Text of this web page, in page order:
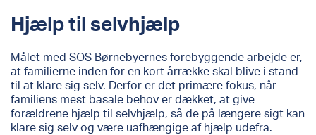
Hjælp til selvhjælp
Målet med SOS Børnebyernes forebyggende arbejde er,
at familierne inden for en kort årrække skal blive i stand
til at klare sig selv. Derfor er det primære fokus, når
familiens mest basale behov er dækket, at give
forældrene hjælp til selvhjælp, så de på længere sigt kan
klare sig selv og være uafhængige af hjælp udefra.